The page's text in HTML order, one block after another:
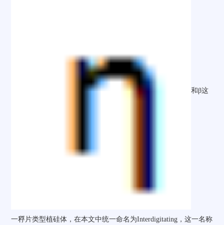
和 β这
一稃片类型植硅体，在本文中统一命名为Interdigitating ，这一名称